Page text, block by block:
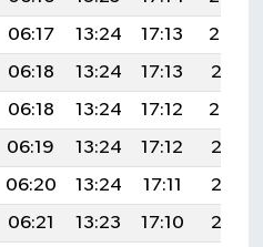
06:17 13:24 17:13
20:22
06:18 13:24 17:13
20:21
06:18 13:24 17:12
20:20
06:19 13:24 17:12
20:18
06:20 13:24 17:11
20:17
06:21 13:23 17:10
20:15